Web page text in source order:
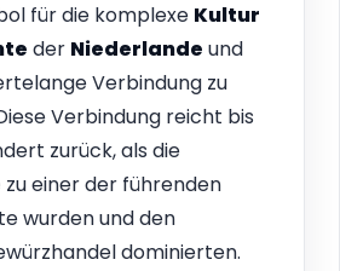
für die komplexe Kultur
der Niederlande und
Verbindung zu
Verbindung reicht bis
zurück, als die
zu einer der führenden
wurden und den
dominierten.